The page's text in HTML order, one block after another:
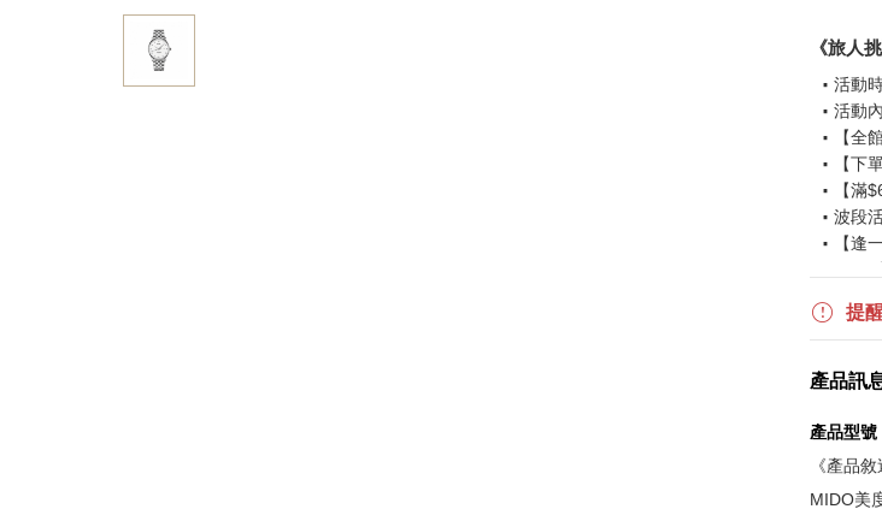
《旅人
活動
活動
【全
【下
【滿
波段
【逢
活動
實際
提
產品訊
產品型號
《產品敘
MIDO美